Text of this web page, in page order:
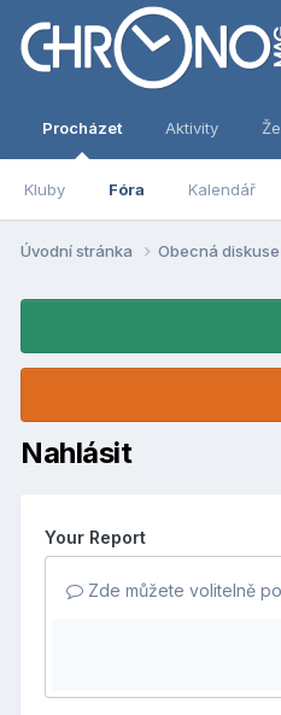
Procházet
Kluby Fóra Kalendář
Aktivity
Úvodní stránka Obecná
Nahlásit
Your Report
Zde můžete volitelně